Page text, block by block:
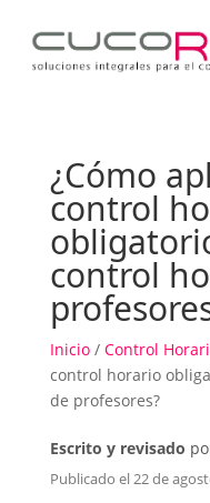
¿Cómo
control
control
Inicio/ Control
control horario
de profesores?
Escrito y revisado
Publicado el 22 de